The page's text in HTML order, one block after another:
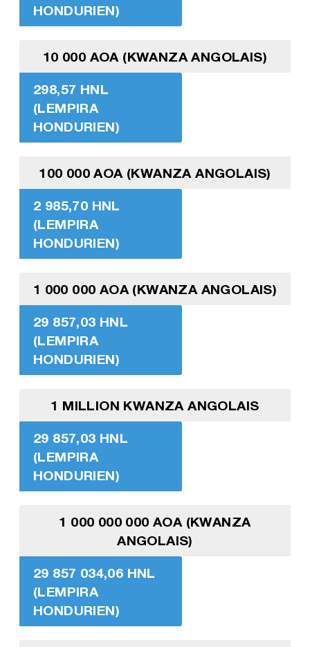
HONDURIEN)
10 000 AOA (KWANZA ANGOLAIS)
298,57 HNL
(LEMPIRA
HONDURIEN)
100 000 AOA (KWANZA ANGOLAIS)
2 985,70 HNL
(LEMPIRA
HONDURIEN)
1 000 000 AOA (KWANZA ANGOLAIS)
29 857,03 HNL
(LEMPIRA
HONDURIEN)
1 MILLION KWANZA ANGOLAIS
29 857,03 HNL
(LEMPIRA
HONDURIEN)
1 000 000 000 AOA (KWANZA
ANGOLAIS)
29 857 034,06 HNL
(LEMPIRA
HONDURIEN)